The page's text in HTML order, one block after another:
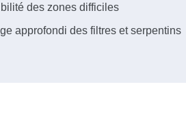
des zones difficiles
approfondi des filtres et serpentins